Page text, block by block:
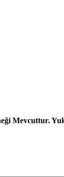
Mevcuttur.